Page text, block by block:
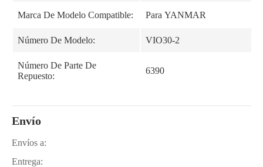
Marca De Modelo Compatible: Para YANMAR
Número De Modelo: VIO30-2
Número De Parte De
Repuesto:
6390
Envío
Envíos a:
Entrega: